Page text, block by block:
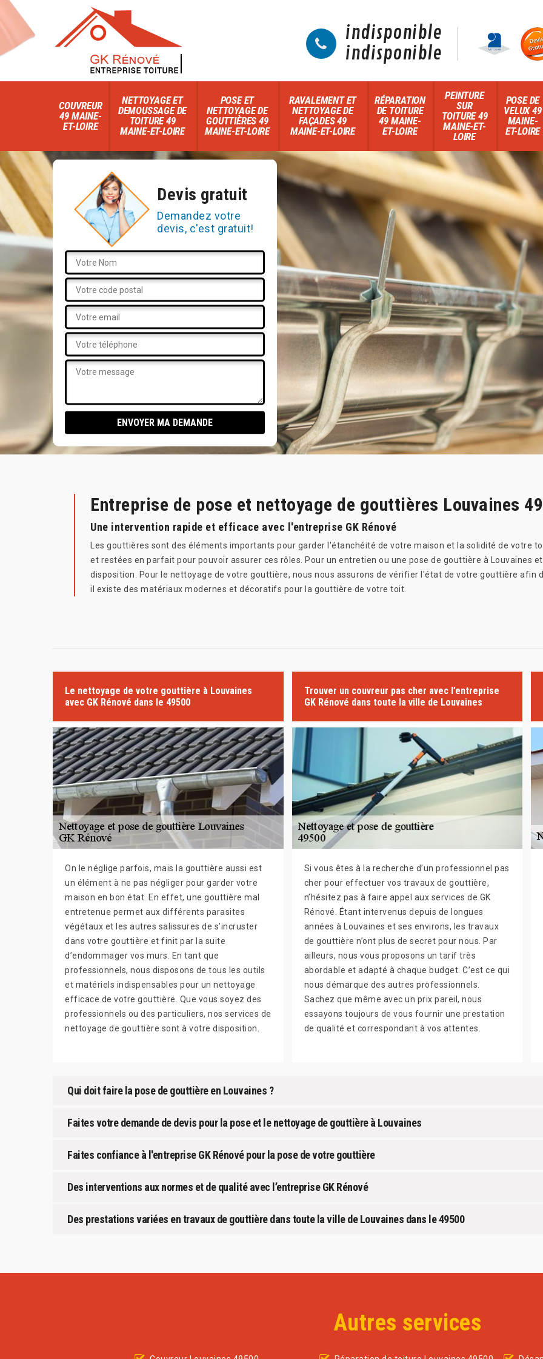
indisponible
indisponible
COUVREUR
49 MAINE-
ET-LOIRE
NETTOYAGE ET
DEMOUSSAGE DE
TOITURE 49
MAINE-ET-LOIRE
POSE ET
NETTOYAGE DE
GOUTTIÈRES 49
MAINE-ET-LOIRE
RAVALEMENT ET
NETTOYAGE DE
FAÇADES 49
MAINE-ET-LOIRE
RÉPARATION
DE TOITURE
49 MAINE-
ET-LOIRE
PEINTURE
SUR
TOITURE 49
MAINE-ET-
LOIRE
POSE DE
VELUX 49
MAINE-
ET-LOIRE
Devis gratuit
Demandez votre
devis, c'est gratuit!
Entreprise de pose et nettoyage de gouttières Louvaines
Une intervention rapide et efficace avec l'entreprise GK Rénové
Les gouttières sont des éléments importants pour garder l'étanchéité de votre maison et la solidité de votre
et restées en parfait pour pouvoir assurer ces rôles. Pour un entretien ou une pose de gouttière à Louvaines
disposition. Pour le nettoyage de votre gouttière, nous nous assurons de vérifier l'état de votre gouttière afin
il existe des matériaux modernes et décoratifs pour la gouttière de votre toit.
Le nettoyage de votre gouttière à Louvaines
avec GK Rénové dans le 49500
On le néglige parfois, mais la gouttière aussi est
un élément à ne pas négliger pour garder votre
maison en bon état. En effet, une gouttière mal
entretenue permet aux différents parasites
végétaux et les autres salissures de s’incruster
dans votre gouttière et finit par la suite
d’endommager vos murs. En tant que
professionnels, nous disposons de tous les outils
et matériels indispensables pour un nettoyage
efficace de votre gouttière. Que vous soyez des
professionnels ou des particuliers, nos services de
nettoyage de gouttière sont à votre disposition.
Trouver un couvreur pas cher avec l’entreprise
GK Rénové dans toute la ville de Louvaines
Si vous êtes à la recherche d’un professionnel pas
cher pour effectuer vos travaux de gouttière,
n’hésitez pas à faire appel aux services de GK
Rénové. Étant intervenus depuis de longues
années à Louvaines et ses environs, les travaux
de gouttière n’ont plus de secret pour nous. Par
ailleurs, nous vous proposons un tarif très
abordable et adapté à chaque budget. C’est ce qui
nous démarque des autres professionnels.
Sachez que même avec un prix pareil, nous
essayons toujours de vous fournir une prestation
de qualité et correspondant à vos attentes.
Qui doit faire la pose de gouttière en Louvaines ?
Faites votre demande de devis pour la pose et le nettoyage de gouttière à Louvaines
Faites confiance à l'entreprise GK Rénové pour la pose de votre gouttière
Des interventions aux normes et de qualité avec l’entreprise GK Rénové
Des prestations variées en travaux de gouttière dans toute la ville de Louvaines dans le 49500
Autres services